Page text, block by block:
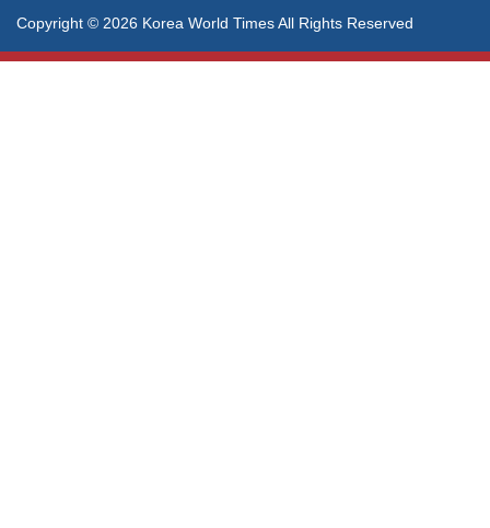
Copyright © 2026 Korea World Times All Rights Reserved